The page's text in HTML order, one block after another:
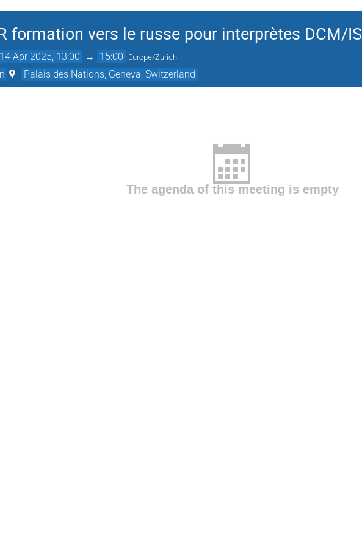
formation vers le russe pour interprètes DCM/IS
Apr 2025, 13:00 → 15:00 Europe/Zurich
Palais des Nations, Geneva, Switzerland
The agenda of this meeting is empty